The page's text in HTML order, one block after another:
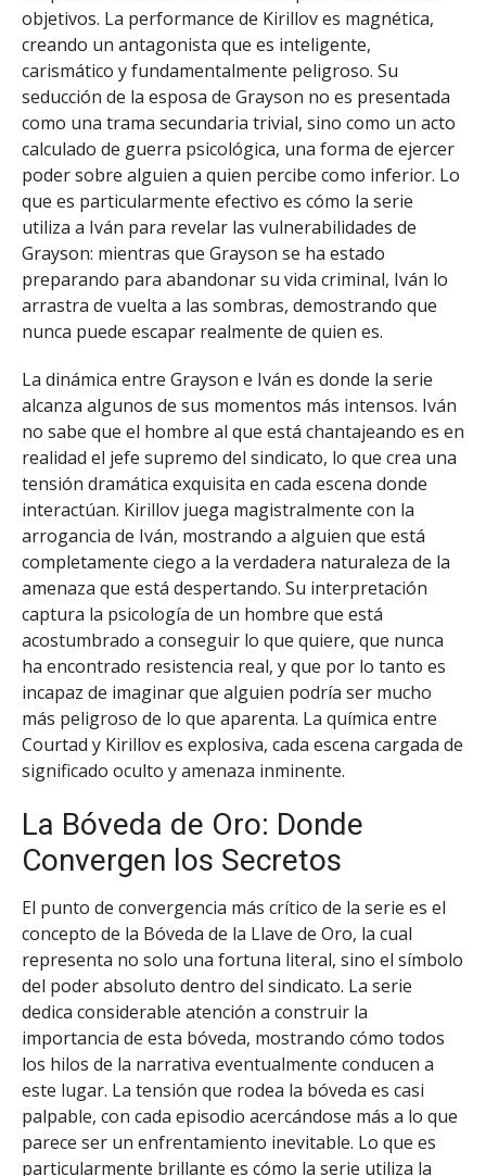
objetivos. La performance de Kirillov es magnética,
creando un antagonista que es inteligente,
carismático y fundamentalmente peligroso. Su
seducción de la esposa de Grayson no es presentada
como una trama secundaria trivial, sino como un acto
calculado de guerra psicológica, una forma de ejercer
poder sobre alguien a quien percibe como inferior. Lo
que es particularmente efectivo es cómo la serie
utiliza a Iván para revelar las vulnerabilidades de
Grayson: mientras que Grayson se ha estado
preparando para abandonar su vida criminal, Iván lo
arrastra de vuelta a las sombras, demostrando que
nunca puede escapar realmente de quien es.
La dinámica entre Grayson e Iván es donde la serie
alcanza algunos de sus momentos más intensos. Iván
no sabe que el hombre al que está chantajeando es en
realidad el jefe supremo del sindicato, lo que crea una
tensión dramática exquisita en cada escena donde
interactúan. Kirillov juega magistralmente con la
arrogancia de Iván, mostrando a alguien que está
completamente ciego a la verdadera naturaleza de la
amenaza que está despertando. Su interpretación
captura la psicología de un hombre que está
acostumbrado a conseguir lo que quiere, que nunca
ha encontrado resistencia real, y que por lo tanto es
incapaz de imaginar que alguien podría ser mucho
más peligroso de lo que aparenta. La química entre
Courtad y Kirillov es explosiva, cada escena cargada de
significado oculto y amenaza inminente.
La Bóveda de Oro: Donde
Convergen los Secretos
El punto de convergencia más crítico de la serie es el
concepto de la Bóveda de la Llave de Oro, la cual
representa no solo una fortuna literal, sino el símbolo
del poder absoluto dentro del sindicato. La serie
dedica considerable atención a construir la
importancia de esta bóveda, mostrando cómo todos
los hilos de la narrativa eventualmente conducen a
este lugar. La tensión que rodea la bóveda es casi
palpable, con cada episodio acercándose más a lo que
parece ser un enfrentamiento inevitable. Lo que es
particularmente brillante es cómo la serie utiliza la